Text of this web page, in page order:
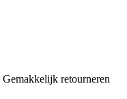
Gemakkelijk retourneren